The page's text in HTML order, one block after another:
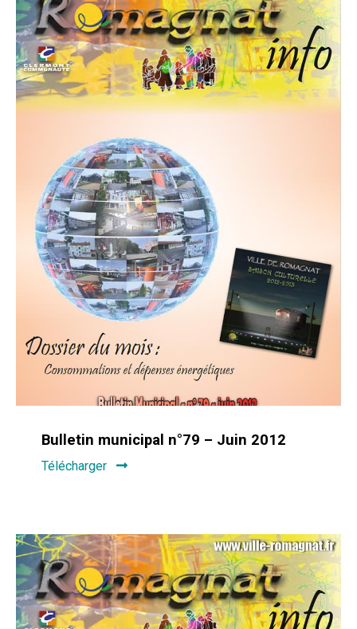
Bulletin municipal n°79 – Juin 2012
Télécharger